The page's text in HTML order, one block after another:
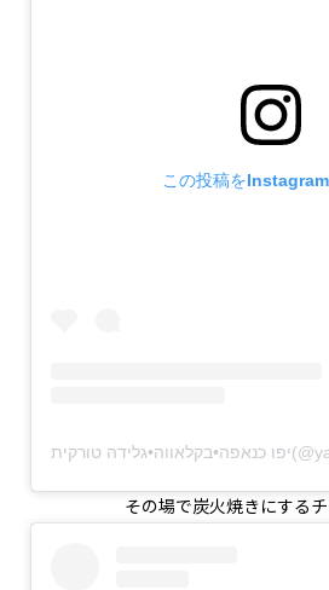
この投稿を
その場で炭火焼きにするチ